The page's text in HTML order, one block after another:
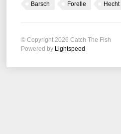
Barsch Forelle Hecht
© Copyright 2026 Catch The Fish
Powered by Lightspeed